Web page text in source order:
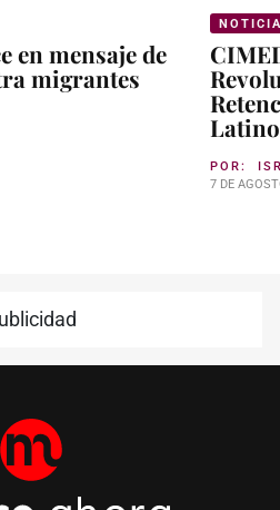
en mensaje de
migrantes
POR:
7 DE